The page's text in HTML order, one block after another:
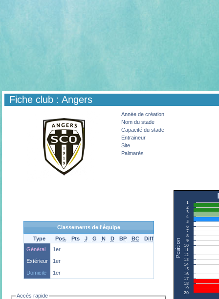
Fiche club : Angers
Année de création
Nom du stade
Capacité du stade
Entraineur
Site
Palmarès
Classements de l'équipe
Type
Pos. Pts J G N D BP BC
Diff
Général
1er
Extérieur
1er
Domicile
1er
Accès rapide